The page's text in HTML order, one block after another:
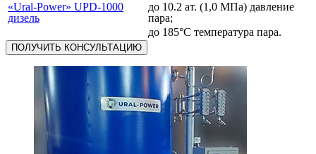
«Ural-Power» UPD-1000
дизель
до 10.2 ат. (1,0 МПа) давление
пара;
до 185°С температура пара.
ПОЛУЧИТЬ КОНСУЛЬТАЦИЮ